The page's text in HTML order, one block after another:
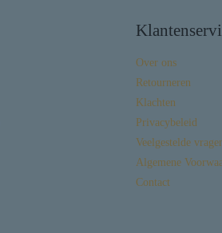
Over ons
Retourneren
Klachten
Privacybeleid
Veelgestelde
Algemene
Contact